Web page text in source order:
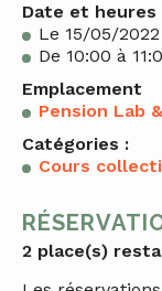
Date et heures
Le 15/05/2022
De 10:00 à
Emplacement
Pension Lab
Catégories :
Cours
2 place(s)